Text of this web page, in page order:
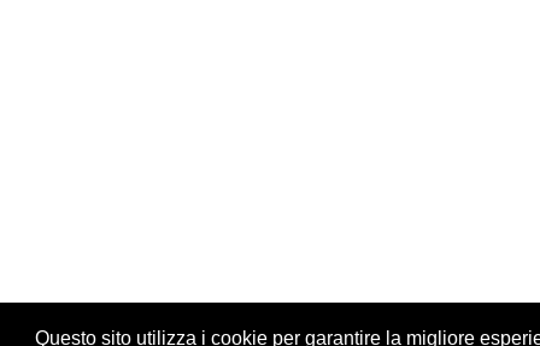
Questo sito utilizza i cookie per garantire la migliore